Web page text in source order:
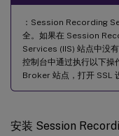
：Session Recording
全。如果在 Session
Services (IIS) 站点中没
控制台中通过执行以下
Broker 站点，打开 SSL
安装 Session